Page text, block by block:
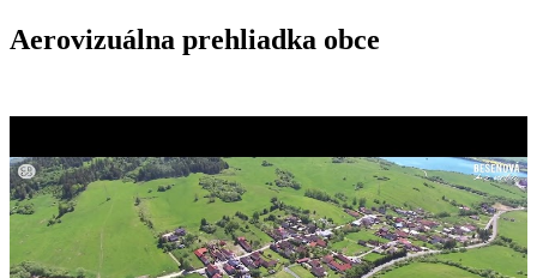
Aerovizuálna prehliadka obce